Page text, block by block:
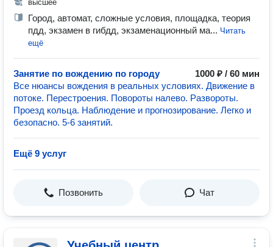
высшее
Город, автомат, сложные условия, площадка, теория
пдд, экзамен в гибдд, экзаменационный ма... Читать
ещё
Занятие по вождению по городу
1000 ₽ / 60 мин
Все нюансы вождения в реальных условиях. Движение в
потоке. Перестроения. Повороты налево. Развороты.
Проезд кольца. Наблюдение и прогнозирование. Легко и
безопасно. 5-6 занятий.
Ещё 9 услуг
Позвонить Чат